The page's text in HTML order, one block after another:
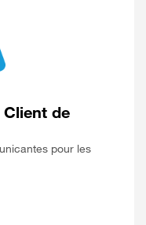
de
pour les